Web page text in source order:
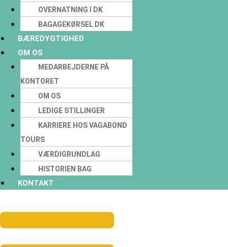
OVERNATNING I DK
BAGAGEKØRSEL DK
BÆREDYGTIGHED
OM OS
MEDARBEJDERNE PÅ
KONTORET
OM OS
LEDIGE STILLINGER
KARRIERE HOS VAGABOND
TOURS
VÆRDIGRUNDLAG
HISTORIEN BAG
KONTAKT
Menu